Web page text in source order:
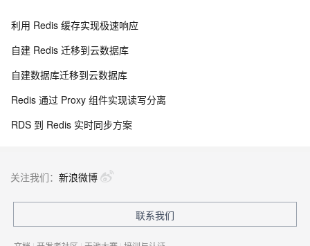
利用 Redis 缓存实现极速响应
自建 Redis 迁移到云数据库
自建数据库迁移到云数据库
Redis 通过 Proxy 组件实现读写分离
RDS 到 Redis 实时同步方案
关注我们： 新浪微博
联系我们